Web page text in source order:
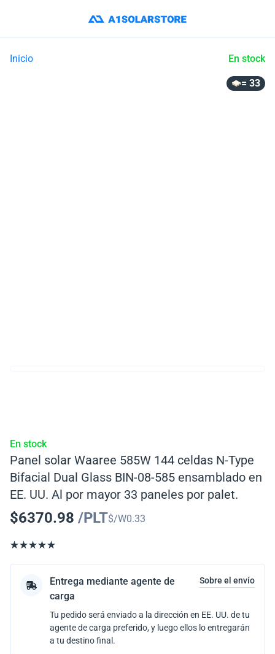
Inicio En stock
= 33
En stock
Panel solar Waaree 585W 144 celdas N-Type
Bifacial Dual Glass BIN-08-585 ensamblado en
EE. UU. Al por mayor 33 paneles por palet.
$6370.98 /PLT$/W0.33
Entrega mediante agente de
carga
Sobre el envío
Tu pedido será enviado a la dirección en EE. UU. de tu
agente de carga preferido, y luego ellos lo entregarán
a tu destino final.